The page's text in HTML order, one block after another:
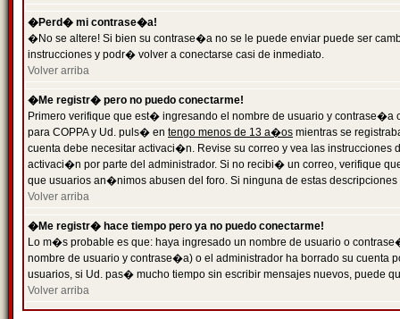
�Perd� mi contrase�a!
�No se altere! Si bien su contrase�a no se le puede enviar puede ser
instrucciones y podr� volver a conectarse casi de inmediato.
Volver arriba
�Me registr� pero no puedo conectarme!
Primero verifique que est� ingresando el nombre de usuario y
para COPPA y Ud. puls� en tengo menos de 13 a�os mientras se
cuenta debe necesitar activaci�n. Revise su correo y vea las
activaci�n por parte del administrador. Si no recibi� un correo, verifique
que usuarios an�nimos abusen del foro. Si ninguna de estas
Volver arriba
�Me registr� hace tiempo pero ya no puedo conectarme!
Lo m�s probable es que: haya ingresado un nombre de usuario o
nombre de usuario y contrase�a) o el administrador ha borrado su
usuarios, si Ud. pas� mucho tiempo sin escribir mensajes nuevos, puede
Volver arriba